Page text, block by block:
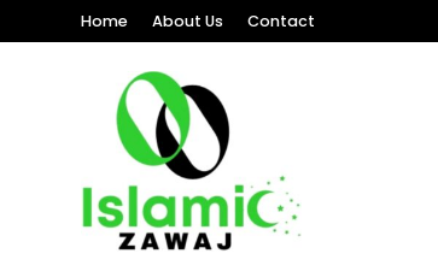
Home About Us Contact